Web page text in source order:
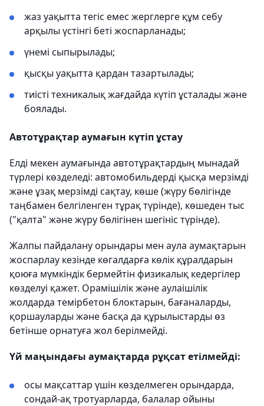
жаз уақытта тегіс емес жерглерге құм себу
арқылы үстінгі беті жоспарланады;
үнемі сыпырылады;
қысқы уақытта қардан тазартылады;
тиісті техникалық жағдайда күтіп ұсталады және
боялады.
Автотұрақтар аумағын күтіп ұстау
Елді мекен аумағында автотұрақтардың мынадай
түрлері көзделеді: автомобильдерді қысқа мерзімді
және ұзақ мерзімді сақтау, көше (жүру бөлігінде
таңбамен белгіленген тұрақ түрінде), көшеден тыс
("қалта" және жүру бөлігінен шегініс түрінде).
Жалпы пайдалану орындары мен аула аумақтарын
жоспарлау кезінде көгалдарға көлік құралдарын
қоюға мүмкіндік бермейтін физикалық кедергілер
көзделуі қажет. Орамішілік және аулаішілік
жолдарда темірбетон блоктарын, бағаналарды,
қоршауларды және басқа да құрылыстарды өз
бетінше орнатуға жол берілмейді.
Үй маңындағы аумақтарда рұқсат етілмейді:
осы мақсаттар үшін көзделмеген орындарда,
сондай-ақ тротуарларда, балалар ойыны